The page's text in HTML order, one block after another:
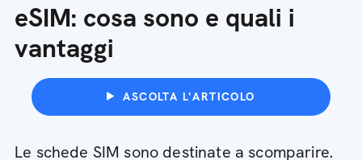
eSIM: cosa sono e quali i
vantaggi
ASCOLTA L'ARTICOLO
Le schede SIM sono destinate a scomparire.